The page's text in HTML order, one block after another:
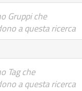
Gruppi che
a questa ricerca
Tag che
a questa ricerca